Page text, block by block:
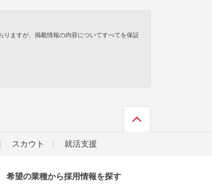
ますが、掲載情報の内容についてすべてを保証
スカウト 就活支援
希望の業種から採用情報を探す